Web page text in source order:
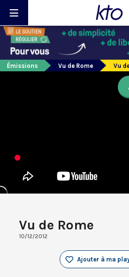
Émissions Vu de Rome Vu
Vu de Rome
10/12/2012
Ajouter à ma